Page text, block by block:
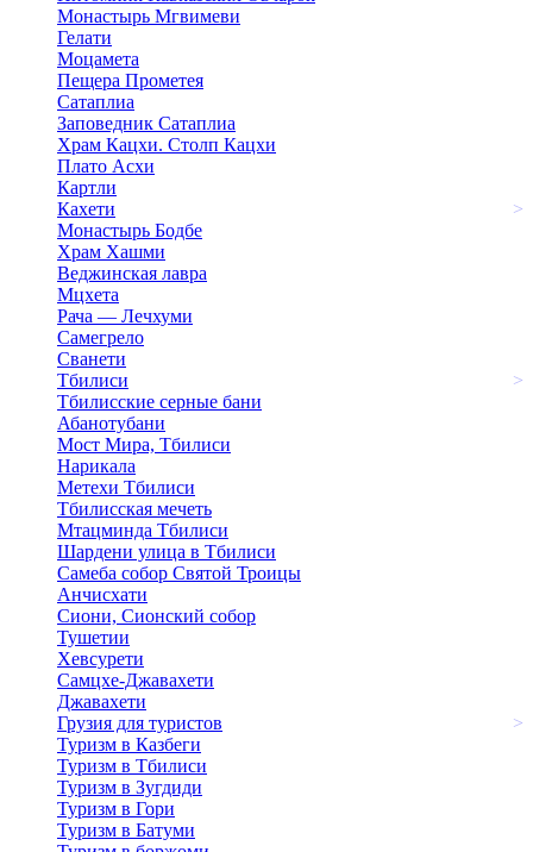
Монастырь Мгвимеви
Гелати
Моцамета
Пещера Прометея
Сатаплиа
Заповедник Сатаплиа
Храм Кацхи. Столп Кацхи
Плато Асхи
Картли
Кахети
>
Монастырь Бодбе
Храм Хашми
Веджинская лавра
Мцхета
Рача — Лечхуми
Самегрело
Сванети
Тбилиси
>
Тбилисские серные бани
Абанотубани
Мост Мира, Тбилиси
Нарикала
Метехи Тбилиси
Тбилисская мечеть
Мтацминда Тбилиси
Шардени улица в Тбилиси
Самеба собор Святой Троицы
Анчисхати
Сиони, Сионский собор
Тушетии
Хевсурети
Самцхе-Джавахети
Джавахети
Грузия для туристов
>
Туризм в Казбеги
Туризм в Тбилиси
Туризм в Зугдиди
Туризм в Гори
Туризм в Батуми